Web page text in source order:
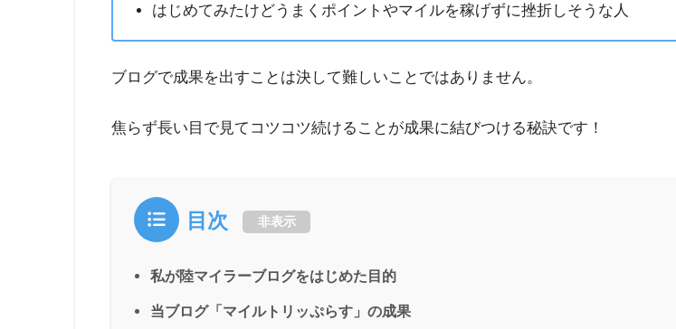
はじめてみたけどうまくポイントやマイルを稼げずに挫折しそうな人
ブログで成果を出すことは決して難しいことではありません。
焦らず長い目で見てコツコツ続けることが成果に結びつける秘訣です！
目次 非表示
私が陸マイラーブログをはじめた目的
当ブログ「マイルトリッぷらす」の成果